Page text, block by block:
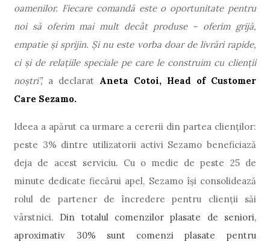
oamenilor. Fiecare comandă este o oportunitate pentru
noi să oferim mai mult decât produse – oferim grijă,
empatie și sprijin. Și nu este vorba doar de livrări rapide,
ci și de relațiile speciale pe care le construim cu clienții
noștri”, a declarat Aneta Cotoi, Head of Customer
Care Sezamo.
Ideea a apărut ca urmare a cererii din partea clienților:
peste 3% dintre utilizatorii activi Sezamo beneficiază
deja de acest serviciu. Cu o medie de peste 25 de
minute dedicate fiecărui apel, Sezamo își consolidează
rolul de partener de încredere pentru clienții săi
vârstnici. Din totalul comenzilor plasate de seniori,
aproximativ 30% sunt comenzi plasate pentru